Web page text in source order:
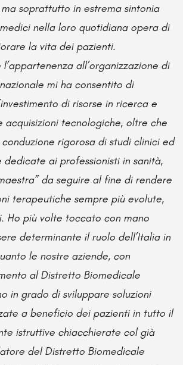
soprattutto in estrema sintonia
nella loro quotidiana opera di
la vita dei pazienti.
all’organizzazione di
mi ha consentito di
di risorse in ricerca e
acquisizioni tecnologiche, oltre che
rigorosa di studi clinici ed
ai professionisti in sanità,
da seguire al fine di rendere
terapeutiche sempre più evolute,
Ho più volte toccato con mano
determinante il ruolo dell’Italia in
le nostre aziende, con
al Distretto Biomedicale
in grado di sviluppare soluzioni
a beneficio dei pazienti in tutto il
istruttive chiacchierate col già
del Distretto Biomedicale